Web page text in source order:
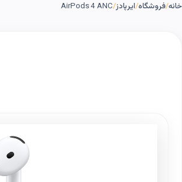
خانه/فروشگاه/ایرپادز/
AirPods 4 ANC